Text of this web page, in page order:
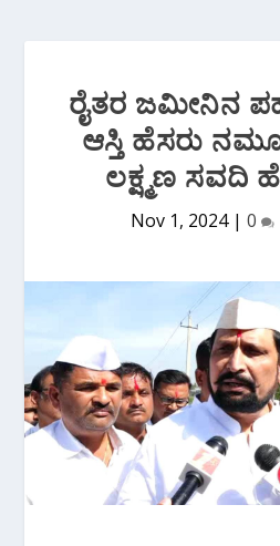
ರೈತರ ಜಮೀನಿನ
ಆಸ್ತಿ ಹೆಸರು
ಲಕ್ಷ್ಮಣ ಸವದಿ
Nov 1, 2024| 0